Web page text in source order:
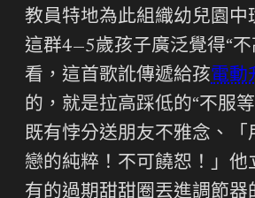
教員特地為此組織幼兒園中
這群4—5歲孩子廣泛覺得“不
看，這首歌訛傳遞給孩電動
的，就是拉高踩低的“不服
既有悖分送朋友不雅念、「
戀的純粹！不可饒恕！」他
有的過期甜甜圈丟進調節器